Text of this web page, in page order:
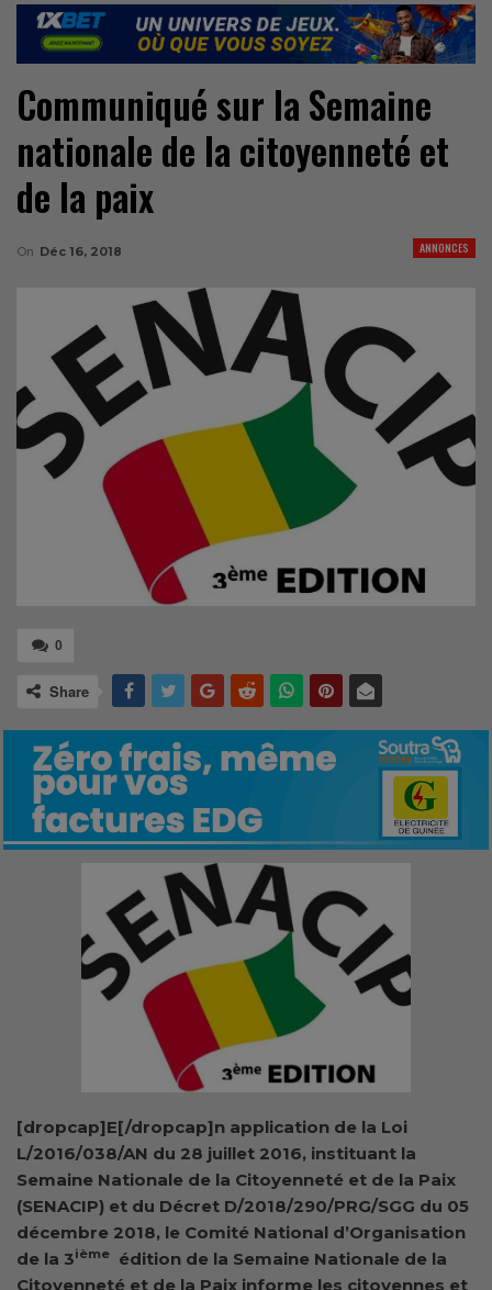
Communiqué sur la Semaine
nationale de la citoyenneté et
de la paix
ANNONCES
On Déc 16, 2018
0
Share
[dropcap]E[/dropcap]n application de la Loi
L/2016/038/AN du 28 juillet 2016, instituant la
Semaine Nationale de la Citoyenneté et de la Paix
(SENACIP) et du Décret D/2018/290/PRG/SGG du 05
décembre 2018, le Comité National d’Organisation
de la 3ième
édition de la Semaine Nationale de la
Citoyenneté et de la Paix informe les citoyennes et